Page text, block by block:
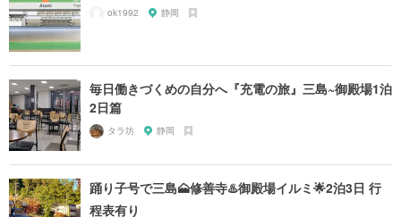
ok1992 静岡
毎日働きづくめの自分へ『充電の旅』三島~御殿場1泊
2日篇
タラ坊 静岡
踊り子号で三島🗻修善寺♨️御殿場イルミ🌟2泊3日 行
程表有り